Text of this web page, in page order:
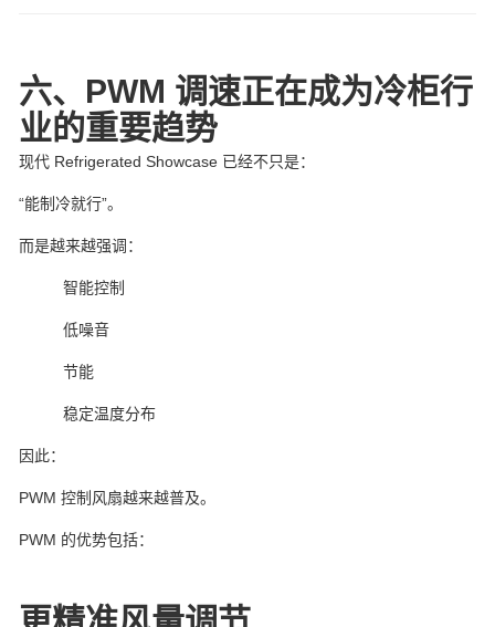
六、PWM 调速正在成为冷柜行
业的重要趋势
现代 Refrigerated Showcase 已经不只是：
“能制冷就行”。
而是越来越强调：
智能控制
低噪音
节能
稳定温度分布
因此：
PWM 控制风扇越来越普及。
PWM 的优势包括：